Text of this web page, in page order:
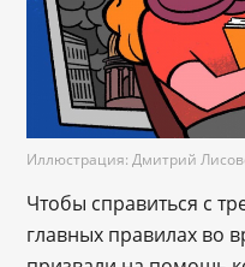
Иллюстрация: Дмитрий
Чтобы справиться с
главных правилах во